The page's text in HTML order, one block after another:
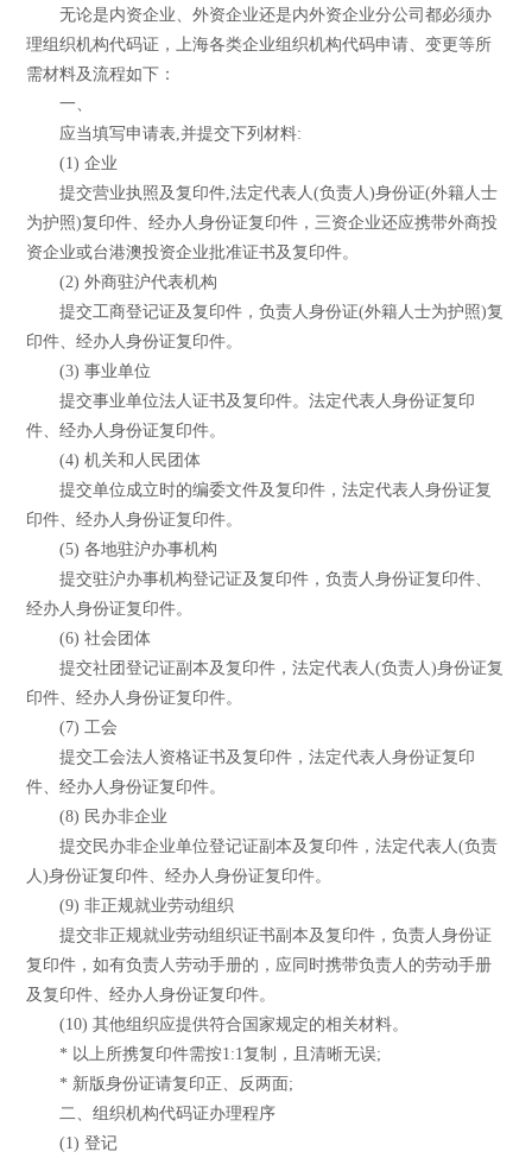
无论是内资企业、外资企业还是内外资企业分公司都必须办
理组织机构代码证，上海各类企业组织机构代码申请、变更等所
需材料及流程如下：
一、
应当填写申请表,并提交下列材料:
(1) 企业
提交营业执照及复印件,法定代表人(负责人)身份证(外籍人士
为护照)复印件、经办人身份证复印件，三资企业还应携带外商投
资企业或台港澳投资企业批准证书及复印件。
(2) 外商驻沪代表机构
提交工商登记证及复印件，负责人身份证(外籍人士为护照)复
印件、经办人身份证复印件。
(3) 事业单位
提交事业单位法人证书及复印件。法定代表人身份证复印
件、经办人身份证复印件。
(4) 机关和人民团体
提交单位成立时的编委文件及复印件，法定代表人身份证复
印件、经办人身份证复印件。
(5) 各地驻沪办事机构
提交驻沪办事机构登记证及复印件，负责人身份证复印件、
经办人身份证复印件。
(6) 社会团体
提交社团登记证副本及复印件，法定代表人(负责人)身份证复
印件、经办人身份证复印件。
(7) 工会
提交工会法人资格证书及复印件，法定代表人身份证复印
件、经办人身份证复印件。
(8) 民办非企业
提交民办非企业单位登记证副本及复印件，法定代表人(负责
人)身份证复印件、经办人身份证复印件。
(9) 非正规就业劳动组织
提交非正规就业劳动组织证书副本及复印件，负责人身份证
复印件，如有负责人劳动手册的，应同时携带负责人的劳动手册
及复印件、经办人身份证复印件。
(10) 其他组织应提供符合国家规定的相关材料。
* 以上所携复印件需按1:1复制，且清晰无误;
* 新版身份证请复印正、反两面;
二、组织机构代码证办理程序
(1) 登记